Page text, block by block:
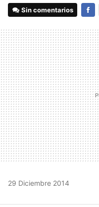
Sin comentarios
29 Diciembre 2014